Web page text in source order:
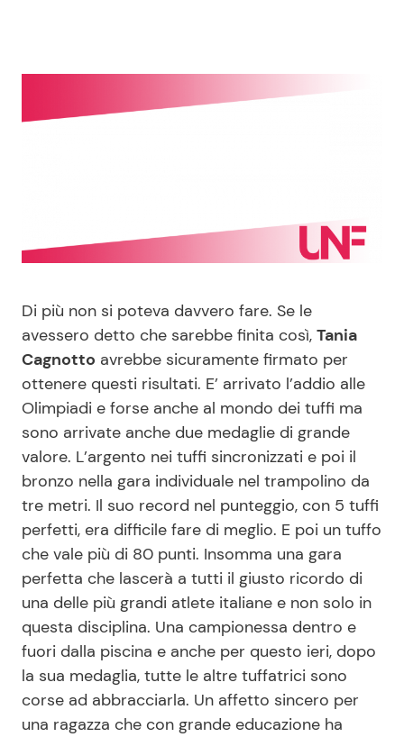
News Musica
Casa
Moda e Style
Mondo Mamma
News benessere
Salute
Viaggi e Turismo
Festività
Cucina e Ricette
Consigli di Cucina
Dolci
Le Ricette in TV
Primi Piatti
Ricette Facili e Veloci
Ricette Feste
Ricette per Bambini
Seguici
Di più non si poteva davvero fare. Se le
avessero detto che sarebbe finita così, Tania
Cagnotto avrebbe sicuramente firmato per
ottenere questi risultati. E’ arrivato l’addio alle
Olimpiadi e forse anche al mondo dei tuffi ma
sono arrivate anche due medaglie di grande
valore. L’argento nei tuffi sincronizzati e poi il
bronzo nella gara individuale nel trampolino da
tre metri. Il suo record nel punteggio, con 5 tuffi
perfetti, era difficile fare di meglio. E poi un tuffo
che vale più di 80 punti. Insomma una gara
perfetta che lascerà a tutti il giusto ricordo di
una delle più grandi atlete italiane e non solo in
questa disciplina. Una campionessa dentro e
fuori dalla piscina e anche per questo ieri, dopo
la sua medaglia, tutte le altre tuffatrici sono
corse ad abbracciarla. Un affetto sincero per
una ragazza che con grande educazione ha